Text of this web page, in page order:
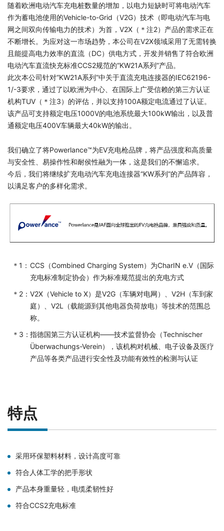
随着欧洲电动汽车充电桩数量的增加，以电力短缺时可将电动汽车
作为蓄电池使用的Vehicle-to-Grid（V2G）技术（即电动汽车与电
网之间双向传输电力的技术）为首，V2X（＊注2）产品的需求正在
不断增长。为应对这一市场趋势，本公司在V2X领域采用了无需转换
且能提高电力效率的直流（DC）供电方式，开发并销售了符合欧洲
电动汽车直流快充标准CCS2规范的“KW21A系列”产品。
此次本公司针对“KW21A系列”中关于直流充电连接器的IEC62196-
1/-3要求，通过了以欧洲为中心、在国际上广受信赖的第三方认证
机构TUV（＊注3）的评估，并以支持100A额定电流通过了认证。
该产品可支持额定电压1000V的电池系统最大100kW输出，以及普
通额定电压400V车辆最大40kW的输出。
我们确立了将Powerlance™为EV充电枪品牌，将产品强度和高质量
与安全性、易操作性和耐侯性融为一体，这是我们的不懈追求。
今后，我们将继续扩充电动汽车充电连接器“KW系列”的产品阵容，
以满足客户的多样化需求。
CCS（Combined Charging System）为CharIN e.V（国际
充电标准制定协会）作为标准规范提出的充电方式
V2X（Vehicle to X）是V2G（车辆对电网）、V2H（车到家
庭）、V2L（载能源到其他电器负荷放电）等技术的范围总
称。
指德国第三方认证机构——技术监督协会（Technischer
Überwachungs-Verein），该机构对机械、电子设备及医疗
产品等各类产品进行安全性及功能有效性的检测与认证
特点
采用环保塑料材料，设计高度可靠
符合人体工学的把手形状
产品本身重量轻，电缆柔韧性好
符合CCS2充电标准